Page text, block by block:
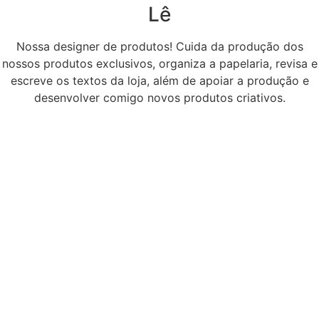
Lê
Nossa designer de produtos! Cuida da produção dos
nossos produtos exclusivos, organiza a papelaria, revisa e
escreve os textos da loja, além de apoiar a produção e
desenvolver comigo novos produtos criativos.